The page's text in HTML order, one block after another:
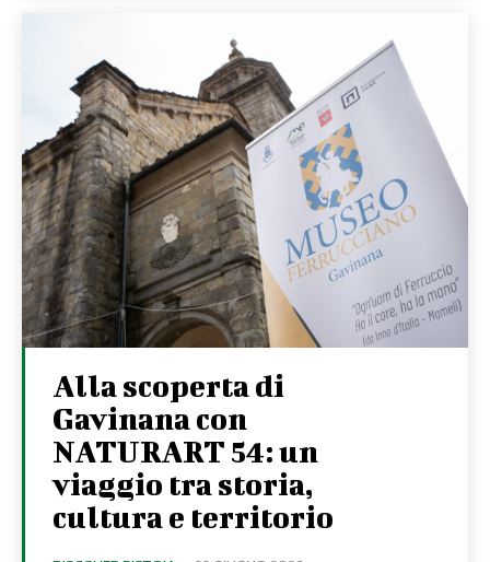
Alla scoperta di
Gavinana con
NATURART 54: un
viaggio tra storia,
cultura e territorio